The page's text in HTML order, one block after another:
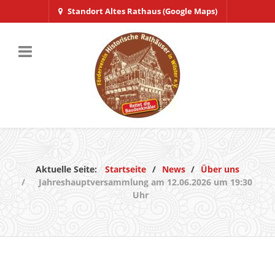
Standort Altes Rathaus (Google Maps)
Aktuelle Seite: Startseite News
Über uns
Jahreshauptversammlung am 12.06.2026 um 19:30
Uhr